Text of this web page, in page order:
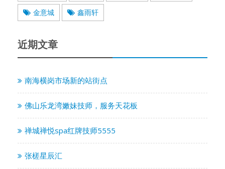
金意城 鑫雨轩
近期文章
南海横岗市场新的站街点
佛山乐龙湾嫩妹技师，服务天花板
禅城禅悦spa红牌技师5555
张槎星辰汇